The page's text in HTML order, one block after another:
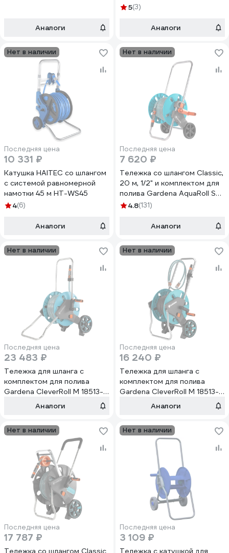
Аналоги
5(3)
Аналоги
Нет в наличии
Последняя цена
10 331 ₽
Катушка HAITEC со шлангом
с системой равномерной
намотки 45 м HT-WS45
4(6)
Аналоги
Нет в наличии
Последняя цена
7 620 ₽
Тележка со шлангом Classic,
20 м, 1/2" и комплектом для
полива Gardena AquaRoll S
18502-20.000.00
4.8(131)
Аналоги
Нет в наличии
Последняя цена
23 483 ₽
Тележка для шланга с
комплектом для полива
Gardena CleverRoll M 18513-
20.000.00Аналоги
Нет в наличии
Последняя цена
16 240 ₽
Тележка для шланга с
комплектом для полива
Gardena CleverRoll M 18513-
35.000.00Аналоги
Нет в наличии
Последняя цена
17 787 ₽
Тележка со шлангом Classic
Нет в наличии
Последняя цена
3 109 ₽
Тележка с катушкой для